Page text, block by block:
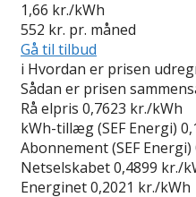
1,66 kr./kWh
552 kr. pr. måned
Gå til tilbud
i Hvordan er prisen
Sådan er prisen
Rå elpris 0,7623 kr./kWh
kWh-tillæg (SEF Energi)
Abonnement (SEF Energi)
Netselskabet0,4899 kr./
Energinet0,2021 kr./kWh